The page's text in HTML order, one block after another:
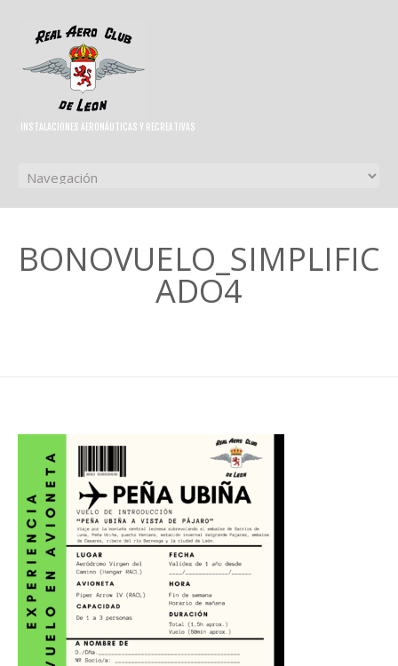
INSTALACIONES AERONÁUTICAS Y RECREATIVAS
BONOVUELO_SIMPLIFIC
ADO4